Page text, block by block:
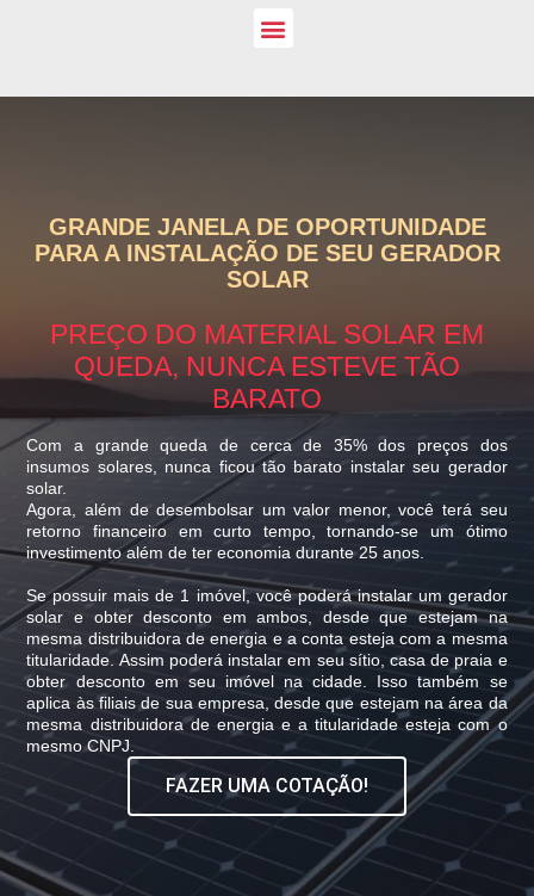
GRANDE JANELA DE OPORTUNIDADE
PARA A INSTALAÇÃO DE SEU GERADOR
SOLAR
PREÇO DO MATERIAL SOLAR EM
QUEDA, NUNCA ESTEVE TÃO
BARATO
Com a grande queda de cerca de 35% dos preços dos
insumos solares, nunca ficou tão barato instalar seu gerador
solar.
Agora, além de desembolsar um valor menor, você terá seu
retorno financeiro em curto tempo, tornando-se um ótimo
investimento além de ter economia durante 25 anos.
Se possuir mais de 1 imóvel, você poderá instalar um gerador
solar e obter desconto em ambos, desde que estejam na
mesma distribuidora de energia e a conta esteja com a mesma
titularidade. Assim poderá instalar em seu sítio, casa de praia e
obter desconto em seu imóvel na cidade. Isso também se
aplica às filiais de sua empresa, desde que estejam na área da
mesma distribuidora de energia e a titularidade esteja com o
mesmo CNPJ.
FAZER UMA COTAÇÃO!